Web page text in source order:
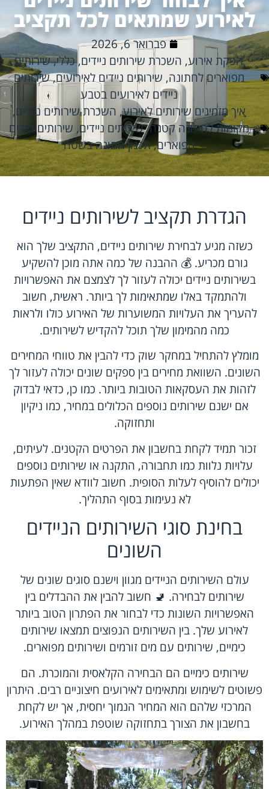
לאירוע שמתאים לכל תקציב
פברואר 6, 2026
הפקת אירוע, השכרת שירותים ניידים,כללי,שירותים
מפוארים לחתונה, שירותים ניידים לאירועים,שירותים
ניידים לאירועים בטבע
איך מזמינים שירותים לאירוע, השכרת שירותים ניידים,
מקומות לחתונה קטנה,שירותים ניידים,שירותים ניידים
מפוארים,תכנון חתונה בשטח
הגדרת תקציב לשירותים ניידים
כשזה מגיע לבחירת שירותים ניידים, התקציב שלך הוא
גורם מכריע. 💰 ההבנה של כמה אתה מוכן להשקיע
בשירותים ניידים יכולה לעזור לך לצמצם את האפשרויות
ולהתמקד באלו שמתאימות לך ביותר. ראשית, חשוב
להעריך את העלויות המשוערות של האירוע כולו ולראות
כמה מהמימון שלך תוכל להקדיש לשירותים.
מומלץ להתחיל במחקר שוק כדי להבין את טווחי המחירים
השונים. השוואת מחירים בין ספקים שונים יכולה לעזור לך
לזהות את העסקאות הטובות ביותר. כמו כן, כדאי לבדוק
אם ישנם שירותים נוספים הכלולים במחיר, כמו ניקיון
ותחזוקה.
זכור תמיד לקחת בחשבון את הפרטים הקטנים. לעיתים,
עלויות נלוות כמו תחבורה, התקנה או שירותים נוספים
יכולים להוסיף לעלות הסופית. חשוב לוודא שאין הפתעות
לא נעימות בסוף התהליך.
בחינת סוגי השירותים הניידים
השונים
עולם השירותים הניידים מגוון וישנם סוגים שונים של
שירותים לבחירה. 🚽 חשוב להבין את ההבדלים בין
האפשרויות השונות כדי לבחור את הפתרון הטוב ביותר
לאירוע שלך. בין השירותים הנפוצים תמצאו שירותים
כימיים, שירותים עם מים זורמים ושירותים מפוארים.
שירותים כימיים הם הבחירה הקלאסית והמוכרת. הם
פשוטים לשימוש ומתאימים לאירועים חיצוניים רבים. היתרון
המרכזי שלהם הוא המחיר הנמוך יחסית, אך יש לקחת
בחשבון את הצורך בתחזוקה שוטפת במהלך האירוע.